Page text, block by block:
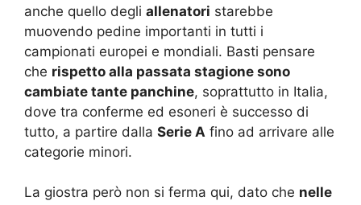
anche quello degli allenatori starebbe
muovendo pedine importanti in tutti i
campionati europei e mondiali. Basti pensare
che rispetto alla passata stagione sono
cambiate tante panchine, soprattutto in Italia,
dove tra conferme ed esoneri è successo di
tutto, a partire dalla Serie A fino ad arrivare alle
categorie minori.
La giostra però non si ferma qui, dato che nelle